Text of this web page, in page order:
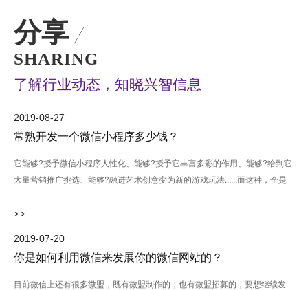
分享
SHARING
了解行业动态，知晓兴智信息
2019-08-27
常熟开发一个微信小程序多少钱？
它能够?授予微信小程序人性化、能够?授予它丰富多彩的作用、能够?给到它
大量营销推广挑选、能够?融进艺术创意变为新的游戏玩法......而这种，全是
2019-07-20
你是如何利用微信来发展你的微信网站的？
目前微信上还有很多微盟，既有微盟制作的，也有微盟招募的，要想继续发